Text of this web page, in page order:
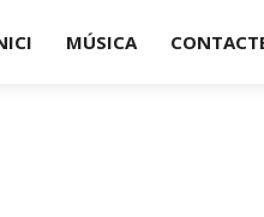
MÚSICA